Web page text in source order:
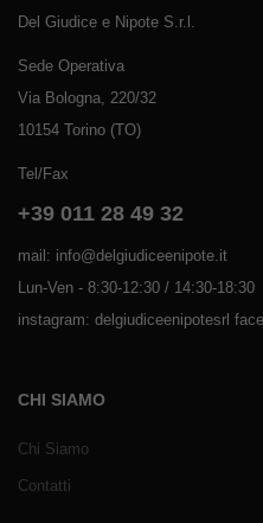
Del Giudice e Nipote S.r.l.
Sede Operativa
Via Bologna, 220/32
10154 Torino (TO)
Tel/Fax
+39 011 28 49 32
mail: info@delgiudiceenipote.it
Lun-Ven - 8:30-12:30 / 14:30-18:30
instagram: delgiudiceenipotesrl
CHI SIAMO
Chi Siamo
Contatti